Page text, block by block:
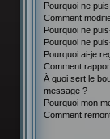
Pourquoi ne
Comment
Pourquoi ne
Pourquoi ne
Pourquoi ai-je
Comment
À quoi sert le
message ?
Pourquoi mon
Comment